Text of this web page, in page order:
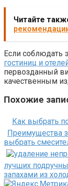
Читайте
Если соблюдать
гостиниц и
первозданный
качественным
Похожие
Как выбрать
Преимущества
выбрать
лучших
запахами из